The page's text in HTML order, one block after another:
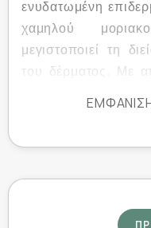
ενυδατωμένη
χαμηλού
μεγιστοποιεί τη
του δέρματος. Με
περιέχει 3
αποτρέπουν τη